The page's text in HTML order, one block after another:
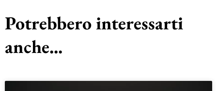
Potrebbero interessarti
anche...